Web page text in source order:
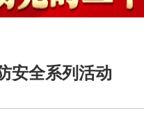
安全系列活动